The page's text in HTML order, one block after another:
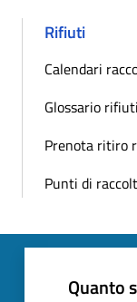
Rifiuti
Calendari
Glossario rifiuti
Prenota ritiro
Punti di
Quanto